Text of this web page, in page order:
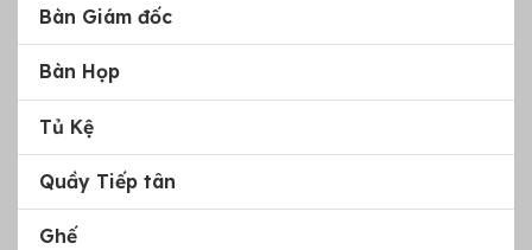
Bàn Giám đốc
Bàn Họp
Tủ Kệ
Quầy Tiếp tân
Ghế